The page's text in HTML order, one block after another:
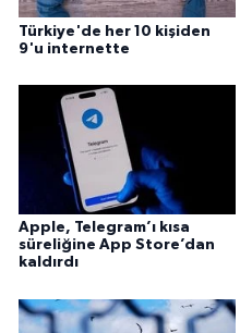
Türkiye'de her 10 kişiden
9'u internette
Apple, Telegram’ı kısa
süreliğine App Store’dan
kaldırdı